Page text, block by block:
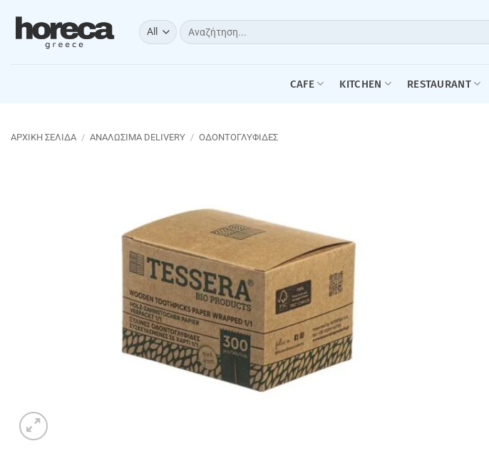
περιεχόμενο
Αναζήτηση
για:
CAFE KITCHEN RESTAURANT
ΑΡΧΙΚΉ ΣΕΛΊΔΑ / ΑΝΑΛΩΣΙΜΑ DELIVERY / ΟΔΟΝΤΟΓΛΥΦΙΔΕΣ